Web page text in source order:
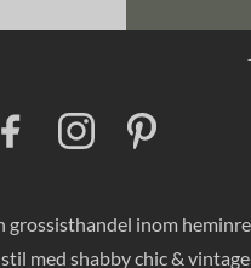
o
o
k
I
n
g
r
a
r
e
s
inom
shabby chic &